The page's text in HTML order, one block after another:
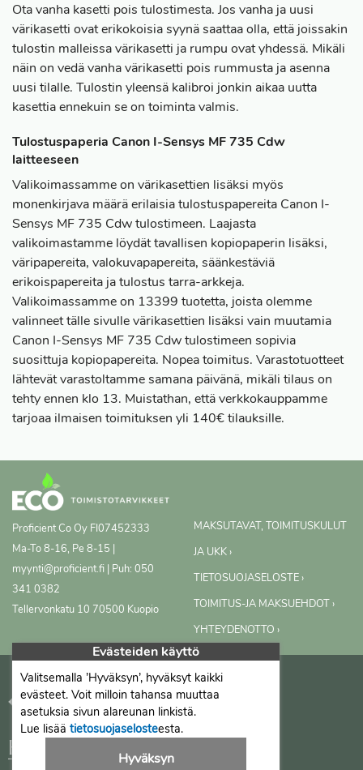
Ota vanha kasetti pois tulostimesta. Jos vanha ja uusi
värikasetti ovat erikokoisia syynä saattaa olla, että joissakin
tulostin malleissa värikasetti ja rumpu ovat yhdessä. Mikäli
näin on vedä vanha värikasetti pois rummusta ja asenna
uusi tilalle. Tulostin yleensä kalibroi jonkin aikaa uutta
kasettia ennekuin se on toiminta valmis.
Tulostuspaperia Canon I-Sensys MF 735 Cdw
laitteeseen
Valikoimassamme on värikasettien lisäksi myös
monenkirjava määrä erilaisia tulostuspapereita Canon I-
Sensys MF 735 Cdw tulostimeen. Laajasta
valikoimastamme löydät tavallisen kopiopaperin lisäksi,
väripapereita, valokuvapapereita, säänkestäviä
erikoispapereita ja tulostus tarra-arkkeja.
Valikoimassamme on 13399 tuotetta, joista olemme
valinneet tälle sivulle värikasettien lisäksi vain muutamia
Canon I-Sensys MF 735 Cdw tulostimeen sopivia
suosittuja kopiopapereita. Nopea toimitus. Varastotuotteet
lähtevät varastoltamme samana päivänä, mikäli tilaus on
tehty ennen klo 13. Muistathan, että verkkokauppamme
tarjoaa ilmaisen toimituksen yli 140€ tilauksille.
Proficient Co Oy FI07452333
Ma-To 8-16, Pe 8-15 |
myynti@proficient.fi | Puh: 050
341 0382
Tellervonkatu 10 70500 Kuopio
MAKSUTAVAT, TOIMITUSKULUT
JA UKK ›
TIETOSUOJASELOSTE ›
TOIMITUS-JA MAKSUEHDOT ›
YHTEYDENOTTO ›
Evästeiden käyttö
Valitsemalla ’Hyväksyn’, hyväksyt kaikki
evästeet. Voit milloin tahansa muuttaa
asetuksia sivun alareunan linkistä.
Lue lisää tietosuojaselosteesta.
Hyväksyn